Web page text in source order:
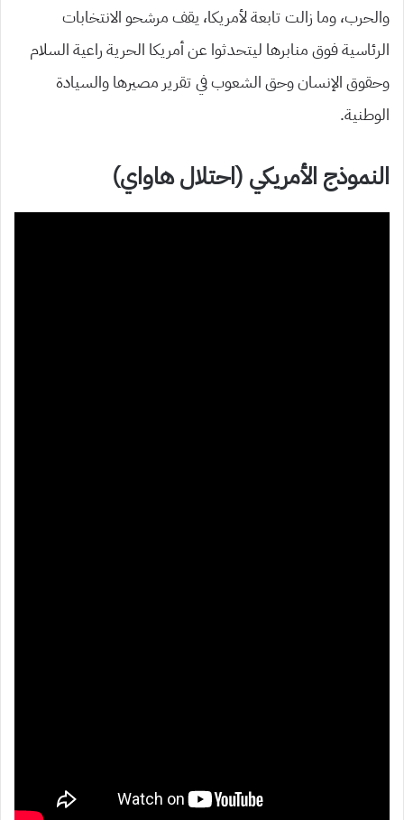
والحرب، وما زالت تابعة لأمريكا، يقف مرشحو الانتخابات
الرئاسية فوق منابرها ليتحدثوا عن أمريكا الحرية راعية السلام
وحقوق الإنسان وحق الشعوب في تقرير مصيرها والسيادة
الوطنية.
النموذج الأمريكي (احتلال هاواي)